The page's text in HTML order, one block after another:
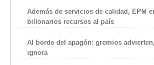
Además de servicios de calidad, EPM
billonarios recursos al país
Al borde del apagón: gremios
ignora